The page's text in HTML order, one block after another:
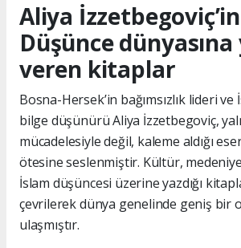
Aliya
Düşünce dünyasına
veren kitaplar
Bosna-Hersek’in bağımsızlık lideri ve
bilge düşünürü Aliya İzzetbegoviç,
mücadelesiyle değil, kaleme aldığı
ötesine seslenmiştir. Kültür,
İslam düşüncesi üzerine yazdığı
çevrilerek dünya genelinde geniş bir
ulaşmıştır.